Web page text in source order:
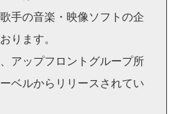
手の音楽・映像ソフトの企
ります。
アップフロントグループ所
ベルからリリースされてい